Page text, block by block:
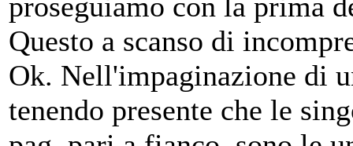
Questo a scanso di
Ok. Nell'impaginazione di
tenendo presente che le